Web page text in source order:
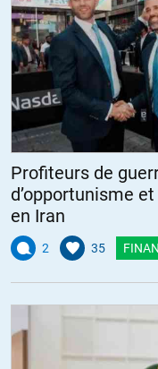
Profiteurs de
d’opportunisme
en Iran
2 35